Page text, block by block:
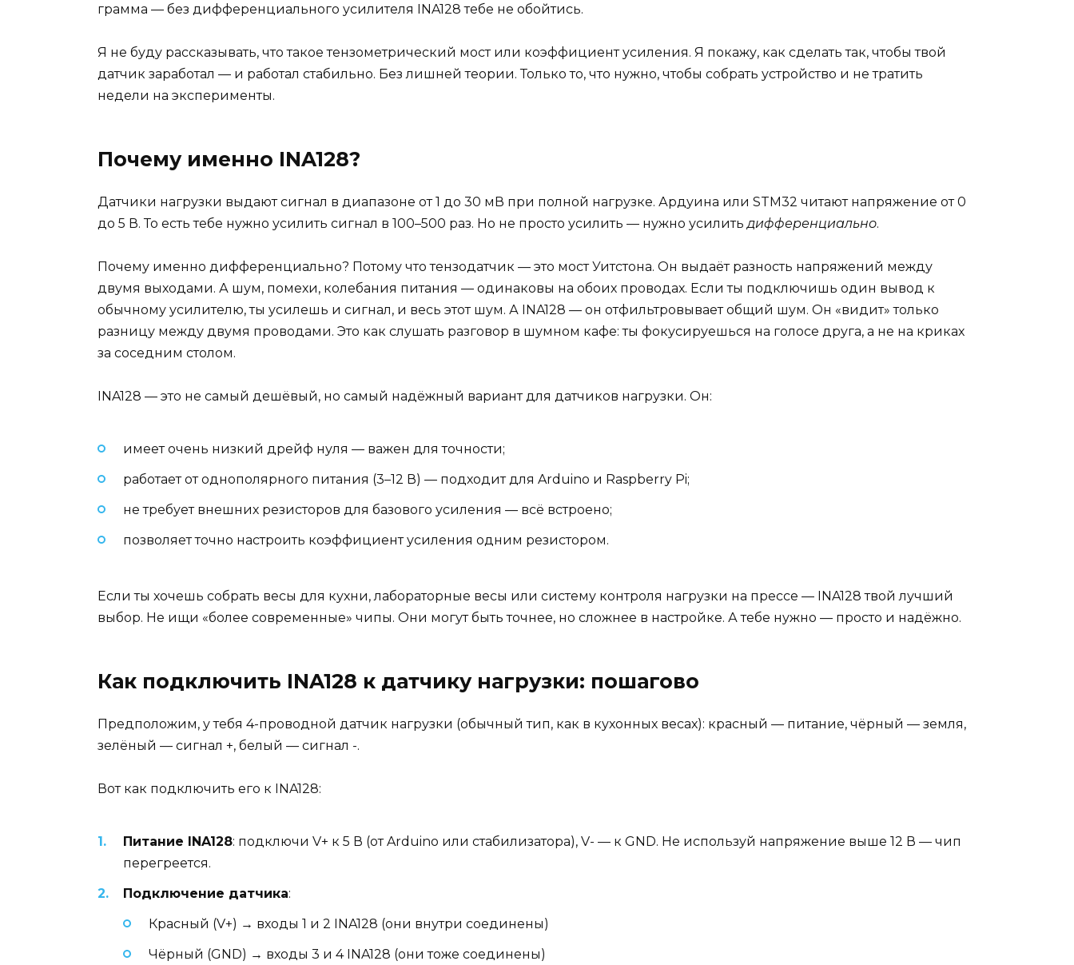
грамма — без дифференциального усилителя INA128 тебе не обойтись.
Я не буду рассказывать, что такое тензометрический мост или коэффициент усиления. Я покажу, как сделать так, чтобы твой
датчик заработал — и работал стабильно. Без лишней теории. Только то, что нужно, чтобы собрать устройство и не тратить
недели на эксперименты.
Почему именно INA128?
Датчики нагрузки выдают сигнал в диапазоне от 1 до 30 мВ при полной нагрузке. Ардуина или STM32 читают напряжение от 0
до 5 В. То есть тебе нужно усилить сигнал в 100–500 раз. Но не просто усилить — нужно усилить дифференциально.
Почему именно дифференциально? Потому что тензодатчик — это мост Уитстона. Он выдаёт разность напряжений между
двумя выходами. А шум, помехи, колебания питания — одинаковы на обоих проводах. Если ты подключишь один вывод к
обычному усилителю, ты усилешь и сигнал, и весь этот шум. А INA128 — он отфильтровывает общий шум. Он «видит» только
разницу между двумя проводами. Это как слушать разговор в шумном кафе: ты фокусируешься на голосе друга, а не на криках
за соседним столом.
INA128 — это не самый дешёвый, но самый надёжный вариант для датчиков нагрузки. Он:
имеет очень низкий дрейф нуля — важен для точности;
работает от однополярного питания (3–12 В) — подходит для Arduino и Raspberry Pi;
не требует внешних резисторов для базового усиления — всё встроено;
позволяет точно настроить коэффициент усиления одним резистором.
Если ты хочешь собрать весы для кухни, лабораторные весы или систему контроля нагрузки на прессе — INA128 твой лучший
выбор. Не ищи «более современные» чипы. Они могут быть точнее, но сложнее в настройке. А тебе нужно — просто и надёжно.
Как подключить INA128 к датчику нагрузки: пошагово
Предположим, у тебя 4-проводной датчик нагрузки (обычный тип, как в кухонных весах): красный — питание, чёрный — земля,
зелёный — сигнал +, белый — сигнал -.
Вот как подключить его к INA128:
Питание INA128: подключи V+ к 5 В (от Arduino или стабилизатора), V- — к GND. Не используй напряжение выше 12 В — чип
перегреется.
Подключение датчика:
Красный (V+) → входы 1 и 2 INA128 (они внутри соединены)
Чёрный (GND) → входы 3 и 4 INA128 (они тоже соединены)